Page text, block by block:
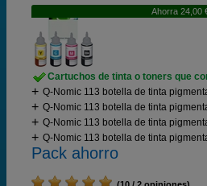
Ahorra 24,00
Cartuchos de tinta o toners que
Q-Nomic 113 botella de tinta
Q-Nomic 113 botella de tinta
Q-Nomic 113 botella de tinta
Q-Nomic 113 botella de tinta
Pack ahorro